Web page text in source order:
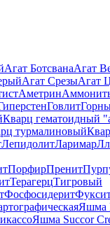
Агат БотсванаАгат
Агат СрезыАгат
Аметрин
Говлит
Кварц гематоидный
турмалиновый
ЛепидолитЛаримар
ПорфирПренит
ТерагерцТигровый
Фосфосидерит
Яшма
Яшма Succor